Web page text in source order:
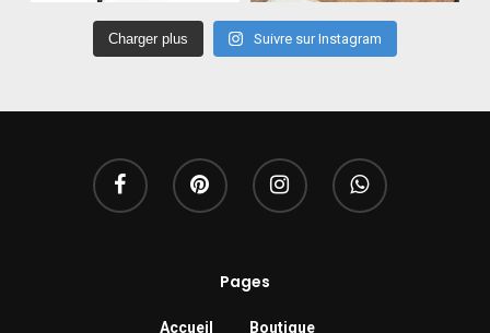
Charger plus Suivre sur Instagram
Pages
Accueil Boutique